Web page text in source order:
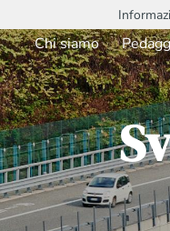
Chi siamo